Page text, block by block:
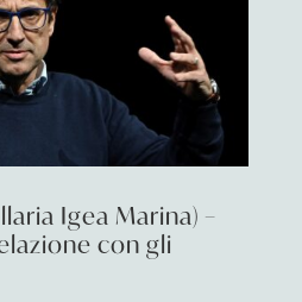
Igea Marina) –
con gli